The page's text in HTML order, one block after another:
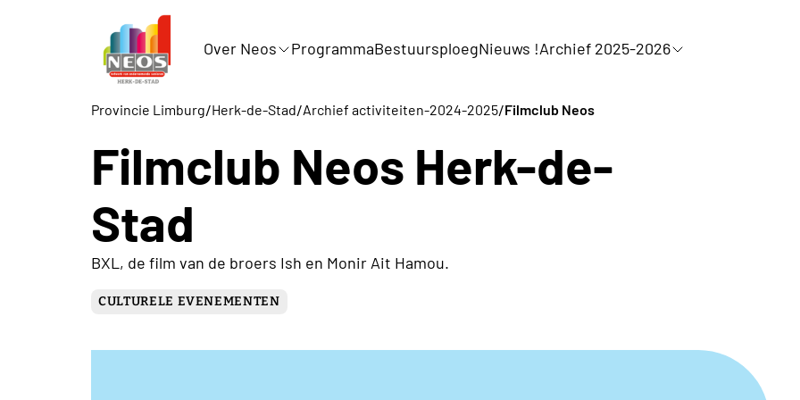
Over Neos ProgrammaBestuursploegNieuws !Archief 2025-2026
Provincie Limburg/Herk-de-Stad/Archief activiteiten-2024-2025/Filmclub Neos
Filmclub Neos Herk-de-
Stad
BXL, de film van de broers Ish en Monir Ait Hamou.
CULTURELE EVENEMENTEN